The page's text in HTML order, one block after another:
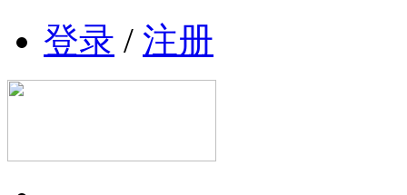
登录 / 注册